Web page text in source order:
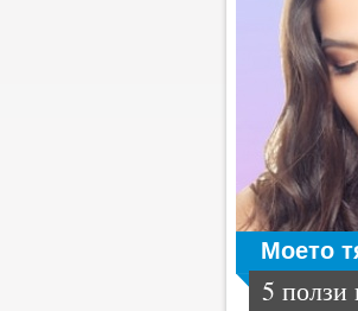
Моето
5 ползи